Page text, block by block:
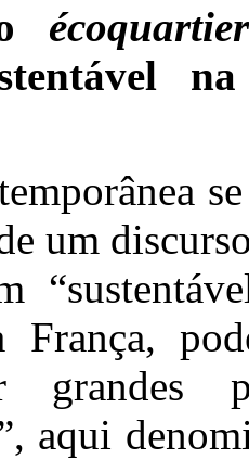
écoquartier
um
França,
grandes
aqui